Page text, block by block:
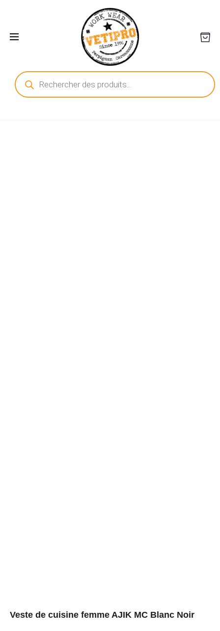
Recherche
de
produits
Veste de cuisine femme AJIK MC Blanc Noir